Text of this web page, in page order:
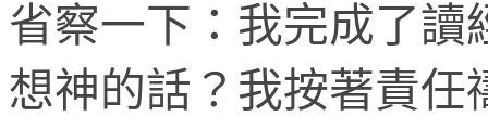
省察一下：我完成了讀
想神的話？我按著責任